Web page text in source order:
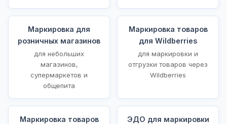
Маркировка для
розничных магазинов
для небольших
магазинов,
супермаркетов и
общепита
Маркировка товаров
для Wildberries
для маркировки и
отгрузки товаров через
Wildberries
Маркировка товаров
ЭДО для маркировки